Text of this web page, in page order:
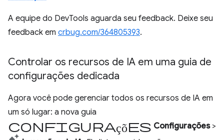
A equipe do DevTools aguarda seu feedback. Deixe seu
feedback em crbug.com/364805393.
Controlar os recursos de IA em uma guia de
configurações dedicada
Agora você pode gerenciar todos os recursos de IA em
um só lugar: a nova guia
Configurações Configurações>